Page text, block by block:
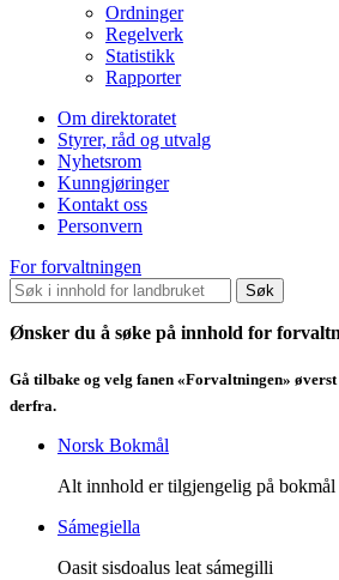
Ordninger
Regelverk
Statistikk
Rapporter
Om direktoratet
Styrer, råd og utvalg
Nyhetsrom
Kunngjøringer
Kontakt oss
Personvern
For forvaltningen
Søk
Ønsker du å søke på innhold for
Gå tilbake og velg fanen «Forvaltningen»
derfra.
Norsk Bokmål
Alt innhold er tilgjengelig på bokmål
Sámegiella
Oasit sisdoalus leat sámegilli